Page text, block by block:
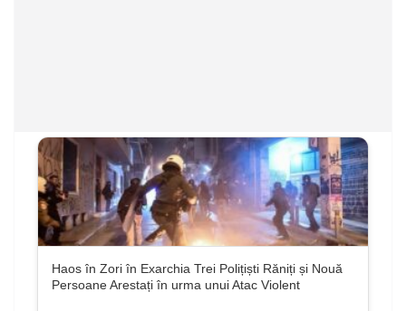
Haos în Zori în Exarchia Trei Polițiști Răniți și Nouă
Persoane Arestați în urma unui Atac Violent